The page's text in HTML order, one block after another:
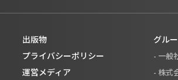
出版物
プライバシーポリシー
運営メディア
グル
- 一般
- 株式